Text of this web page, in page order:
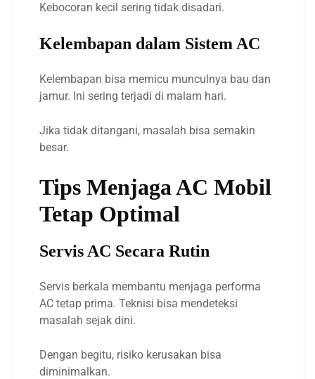
Kebocoran kecil sering tidak disadari.
Kelembapan dalam Sistem AC
Kelembapan bisa memicu munculnya bau dan
jamur. Ini sering terjadi di malam hari.
Jika tidak ditangani, masalah bisa semakin
besar.
Tips Menjaga AC Mobil
Tetap Optimal
Servis AC Secara Rutin
Servis berkala membantu menjaga performa
AC tetap prima. Teknisi bisa mendeteksi
masalah sejak dini.
Dengan begitu, risiko kerusakan bisa
diminimalkan.